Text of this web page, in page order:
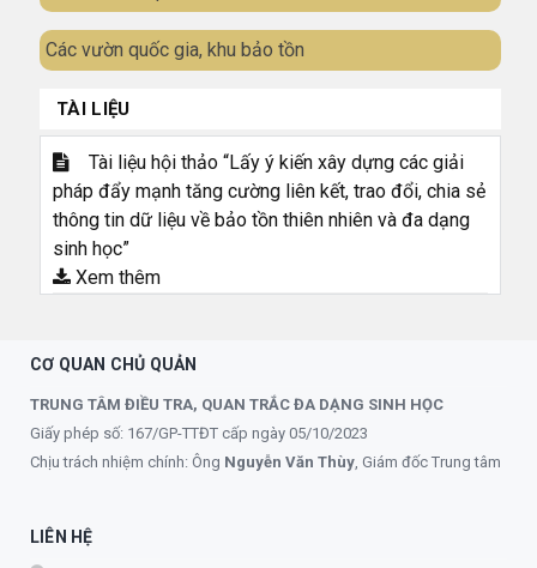
Các vườn quốc gia, khu bảo tồn
TÀI LIỆU
Tài liệu hội thảo “Lấy ý kiến xây dựng các giải
pháp đẩy mạnh tăng cường liên kết, trao đổi, chia sẻ
thông tin dữ liệu về bảo tồn thiên nhiên và đa dạng
sinh học”
Xem thêm
CƠ QUAN CHỦ QUẢN
TRUNG TÂM ĐIỀU TRA, QUAN TRẮC ĐA DẠNG SINH HỌC
Giấy phép số: 167/GP-TTĐT cấp ngày 05/10/2023
Chịu trách nhiệm chính: Ông Nguyễn Văn Thùy, Giám đốc Trung tâm
LIÊN HỆ